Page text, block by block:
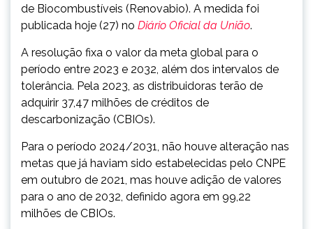
de Biocombustíveis (Renovabio). A medida foi
publicada hoje (27) no Diário Oficial da União.
A resolução fixa o valor da meta global para o
período entre 2023 e 2032, além dos intervalos de
tolerância. Pela 2023, as distribuidoras terão de
adquirir 37,47 milhões de créditos de
descarbonização (CBIOs).
Para o período 2024/2031, não houve alteração nas
metas que já haviam sido estabelecidas pelo CNPE
em outubro de 2021, mas houve adição de valores
para o ano de 2032, definido agora em 99,22
milhões de CBIOs.